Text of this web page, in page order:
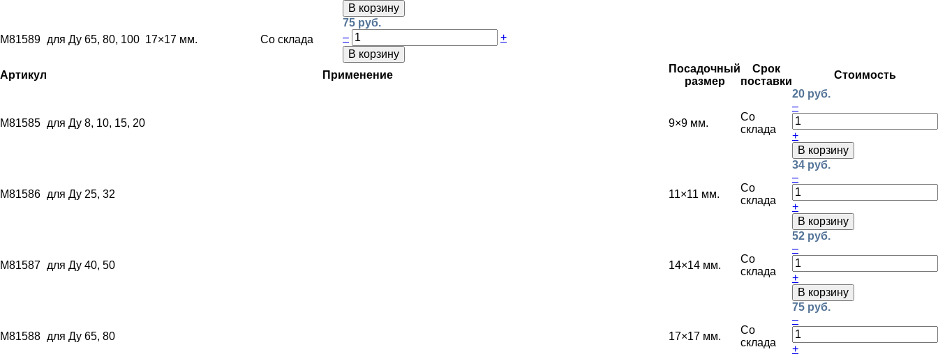
В корзину
M81589 для Ду 65, 80, 100 17×17 мм. Со склада
75 руб.
–
+
В корзину
Артикул
Применение
Посадочный
размер
Срок
поставки
Стоимость
M81585 для Ду 8, 10, 15, 20 9×9 мм.
Со
склада
20 руб.
–
+
В корзину
M81586 для Ду 25, 32 11×11 мм.
Со
склада
34 руб.
–
+
В корзину
M81587 для Ду 40, 50 14×14 мм.
Со
склада
52 руб.
–
+
В корзину
M81588 для Ду 65, 80 17×17 мм.
Со
склада
75 руб.
–
+